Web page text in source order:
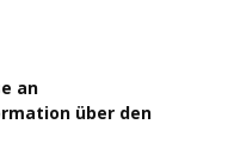
an
über den